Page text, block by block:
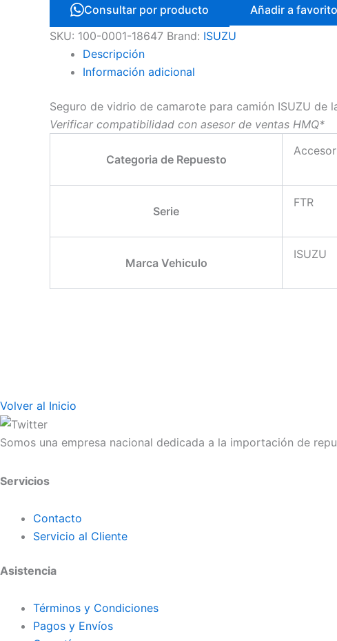
Consultar por producto
Añadir a
SKU: 100-0001-18647 Brand: ISUZU
Descripción
Información adicional
Seguro de vidrio de camarote para camión ISUZU de
Verificar compatibilidad con asesor de ventas HMQ*
Categoria de Repuesto
Serie
FTR
Marca Vehiculo
ISUZU
Volver al Inicio
Somos una empresa nacional dedicada a la importación de
Servicios
Contacto
Servicio al Cliente
Asistencia
Términos y Condiciones
Pagos y Envíos